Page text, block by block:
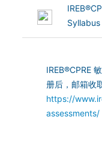
(885.55 kB)
Guide
IREB®CPRE
册后，邮箱收
https://
assessments/